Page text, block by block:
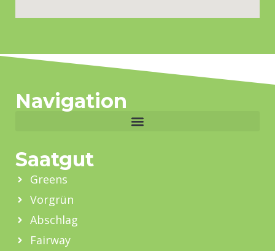
Navigation
Saatgut
Greens
Vorgrün
Abschlag
Fairway